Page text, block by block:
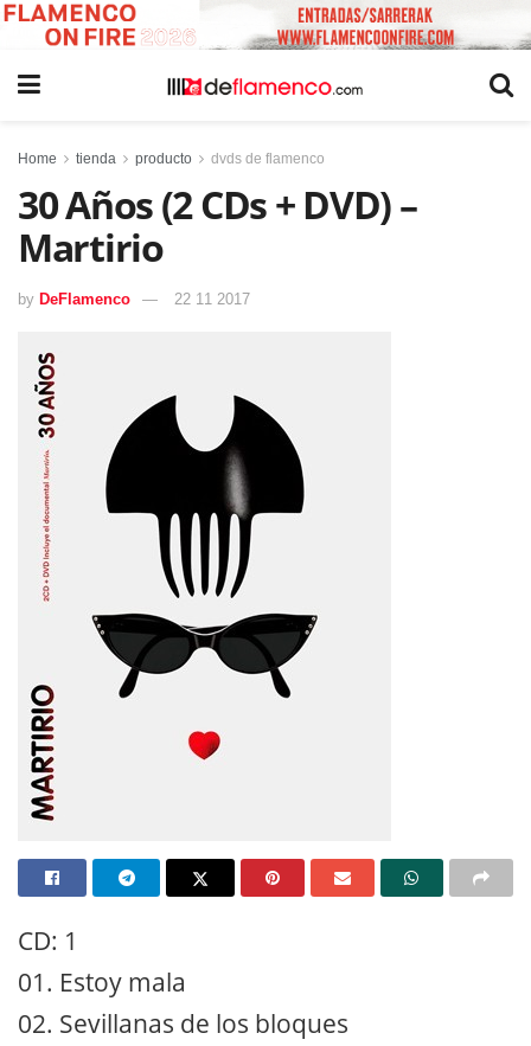
Home tienda producto dvds de flamenco
30 Años (2 CDs + DVD) –
Martirio
by DeFlamenco 22 11 2017
CD: 1
01. Estoy mala
02. Sevillanas de los bloques